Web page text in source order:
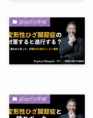
足ゆびの学校
足ゆびの学校